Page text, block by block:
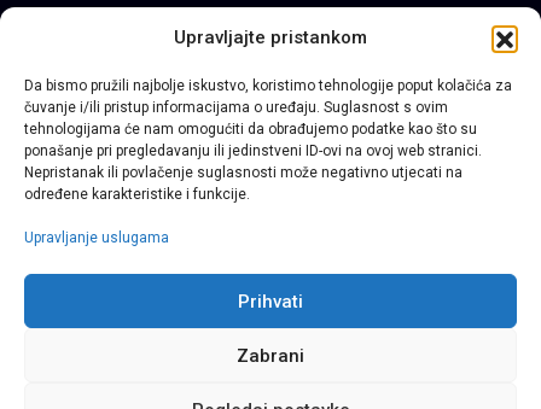
Upravljajte pristankom
Da bismo pružili najbolje iskustvo, koristimo tehnologije poput kolačića za
čuvanje i/ili pristup informacijama o uređaju. Suglasnost s ovim
tehnologijama će nam omogućiti da obrađujemo podatke kao što su
ponašanje pri pregledavanju ili jedinstveni ID-ovi na ovoj web stranici.
Nepristanak ili povlačenje suglasnosti može negativno utjecati na
određene karakteristike i funkcije.
Upravljanje uslugama
Prihvati
Zabrani
Sva prava pridržana 2022.